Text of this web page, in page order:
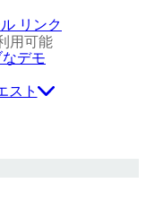
リンク
用可能
デモ
スト